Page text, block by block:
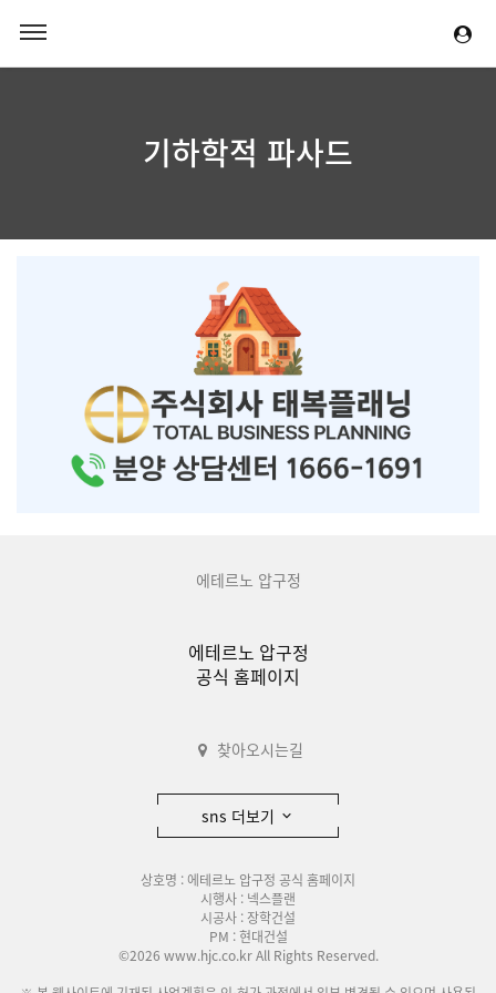
기하학적 파사드
에테르노 압구정
에테르노 압구정
공식 홈페이지
찾아오시는길
sns 더보기
상호명 : 에테르노 압구정 공식 홈페이지
시행사 : 넥스플랜
시공사 : 장학건설
PM : 현대건설
©2026 www.hjc.co.kr All Rights Reserved.